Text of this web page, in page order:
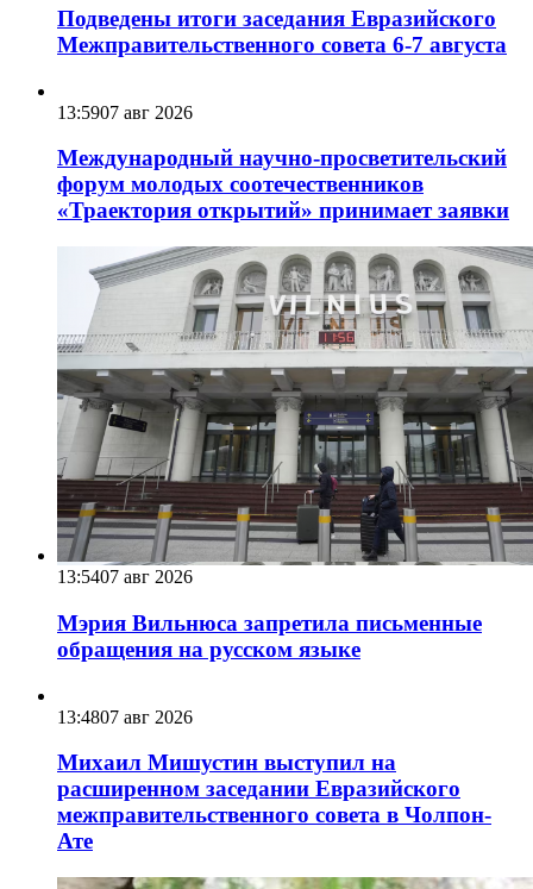
Подведены итоги заседания Евразийского
Межправительственного совета 6-7 августа
13:5907 авг 2026
Международный научно-просветительский
форум молодых соотечественников
«Траектория открытий» принимает заявки
13:5407 авг 2026
Мэрия Вильнюса запретила письменные
обращения на русском языке
13:4807 авг 2026
Михаил Мишустин выступил на
расширенном заседании Евразийского
межправительственного совета в Чолпон-
Ате